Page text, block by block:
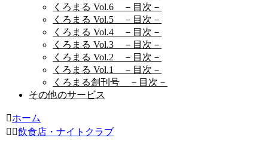
くろまる Vol.6 －目次－
くろまる Vol.5 －目次－
くろまる Vol.4 －目次－
くろまる Vol.3 －目次－
くろまる Vol.2 －目次－
くろまる Vol.1 －目次－
くろまる創刊号 －目次－
その他のサービス
ホーム
飲食店・ナイトクラブ